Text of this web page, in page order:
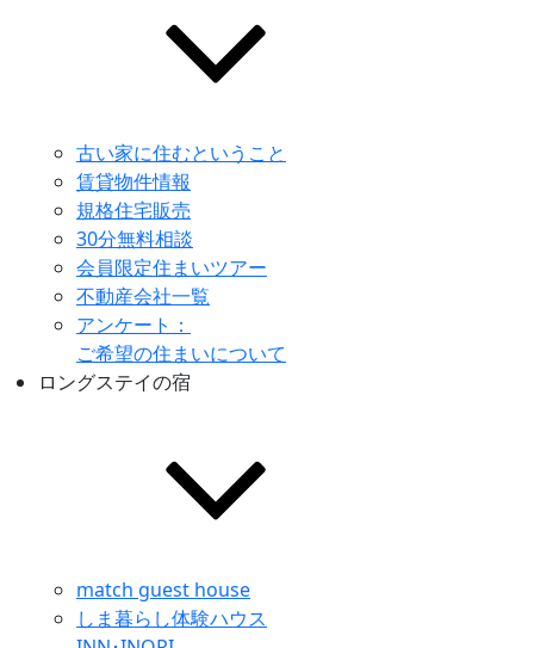
古い家に住むということ
賃貸物件情報
規格住宅販売
30分無料相談
会員限定住まいツアー
不動産会社一覧
アンケート：
ご希望の住まいについて
ロングステイの宿
match guest house
しま暮らし体験ハウス